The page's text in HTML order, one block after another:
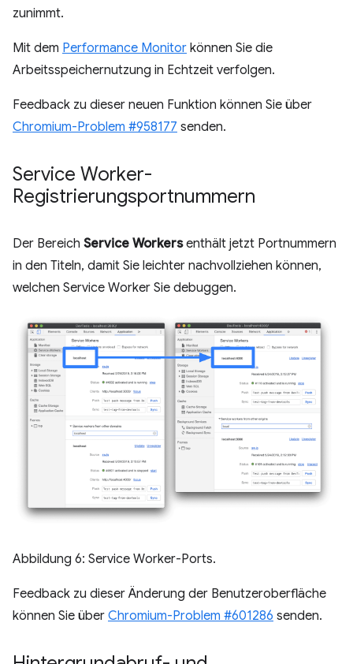
zunimmt.
Mit dem Performance Monitor können Sie die
Arbeitsspeichernutzung in Echtzeit verfolgen.
Feedback zu dieser neuen Funktion können Sie über
Chromium-Problem #958177 senden.
Service Worker-
Registrierungsportnummern
Der Bereich Service Workersenthält jetzt Portnummern
in den Titeln, damit Sie leichter nachvollziehen können,
welchen Service Worker Sie debuggen.
Abbildung 6: Service Worker-Ports.
Feedback zu dieser Änderung der Benutzeroberfläche
können Sie über Chromium-Problem #601286 senden.